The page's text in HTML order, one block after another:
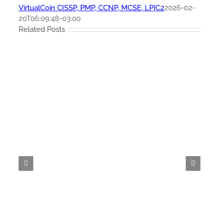
VirtualCoin CISSP, PMP, CCNP, MCSE, LPIC22026-02-
20T06:09:48-03:00
Related Posts